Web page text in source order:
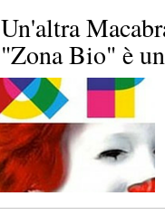
Un'altra
"Zona Bio" è